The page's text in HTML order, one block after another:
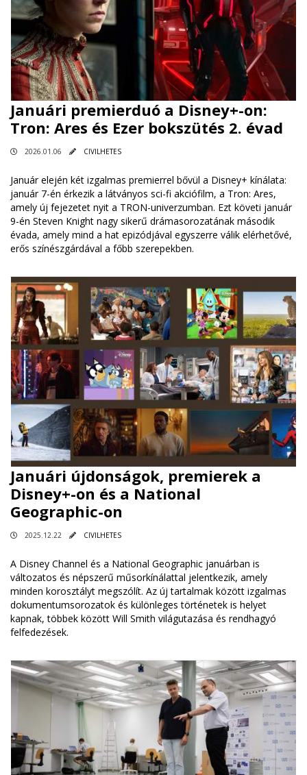
Januári premierduó a Disney+-on:
Tron: Ares és Ezer bokszütés 2. évad
2026.01.06 CIVILHETES
Január elején két izgalmas premierrel bővül a Disney+ kínálata:
január 7-én érkezik a látványos sci-fi akciófilm, a Tron: Ares,
amely új fejezetet nyit a TRON-univerzumban. Ezt követi január
9-én Steven Knight nagy sikerű drámasorozatának második
évada, amely mind a hat epizódjával egyszerre válik elérhetővé,
erős színészgárdával a főbb szerepekben.
Januári újdonságok, premierek a
Disney+-on és a National
Geographic-on
2025.12.22 CIVILHETES
A Disney Channel és a National Geographic januárban is
változatos és népszerű műsorkínálattal jelentkezik, amely
minden korosztályt megszólít. Az új tartalmak között izgalmas
dokumentumsorozatok és különleges történetek is helyet
kapnak, többek között Will Smith világutazása és rendhagyó
felfedezések.